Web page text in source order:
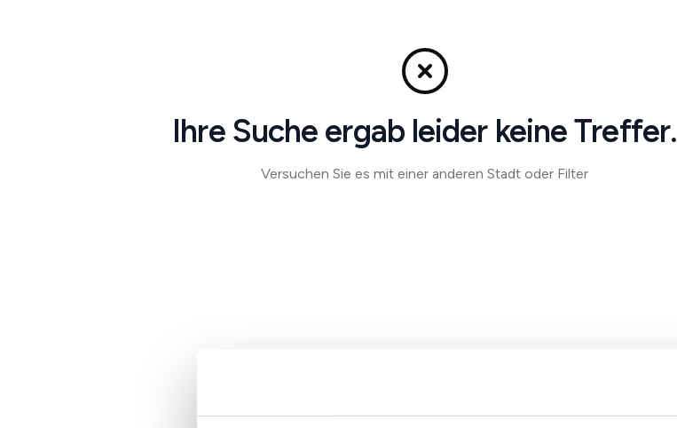
Ihre Suche ergab leider keine Treffer.
Versuchen Sie es mit einer anderen Stadt oder Filter